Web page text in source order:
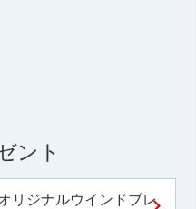
ント
リジナルウインドブレ